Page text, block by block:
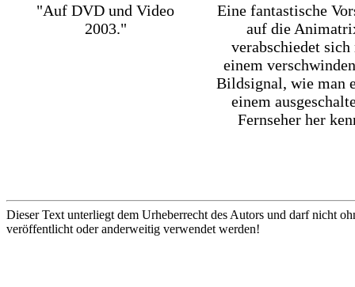
"Auf DVD und Video
2003."
Eine fantastische
auf die
verabschiedet
einem
Bildsignal, wie man
einem
Fernseher her
Dieser Text unterliegt dem Urheberrecht des Autors und darf nicht
veröffentlicht oder anderweitig verwendet werden!